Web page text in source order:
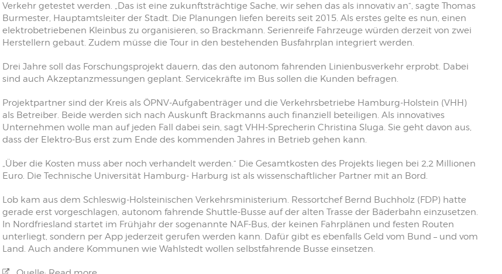
Verkehr getestet werden. „Das ist eine zukunftsträchtige Sache, wir sehen das als innovativ an“, sagte Thomas
Burmester, Hauptamtsleiter der Stadt. Die Planungen liefen bereits seit 2015. Als erstes gelte es nun, einen
elektrobetriebenen Kleinbus zu organisieren, so Brackmann. Serienreife Fahrzeuge würden derzeit von zwei
Herstellern gebaut. Zudem müsse die Tour in den bestehenden Busfahrplan integriert werden.
Drei Jahre soll das Forschungsprojekt dauern, das den autonom fahrenden Linienbusverkehr erprobt. Dabei
sind auch Akzeptanzmessungen geplant. Servicekräfte im Bus sollen die Kunden befragen.
Projektpartner sind der Kreis als ÖPNV-Aufgabenträger und die Verkehrsbetriebe Hamburg-Holstein (VHH)
als Betreiber. Beide werden sich nach Auskunft Brackmanns auch finanziell beteiligen. Als innovatives
Unternehmen wolle man auf jeden Fall dabei sein, sagt VHH-Sprecherin Christina Sluga. Sie geht davon aus,
dass der Elektro-Bus erst zum Ende des kommenden Jahres in Betrieb gehen kann.
„Über die Kosten muss aber noch verhandelt werden.“ Die Gesamtkosten des Projekts liegen bei 2,2 Millionen
Euro. Die Technische Universität Hamburg- Harburg ist als wissenschaftlicher Partner mit an Bord.
Lob kam aus dem Schleswig-Holsteinischen Verkehrsministerium. Ressortchef Bernd Buchholz (FDP) hatte
gerade erst vorgeschlagen, autonom fahrende Shuttle-Busse auf der alten Trasse der Bäderbahn einzusetzen.
In Nordfriesland startet im Frühjahr der sogenannte NAF-Bus, der keinen Fahrplänen und festen Routen
unterliegt, sondern per App jederzeit gerufen werden kann. Dafür gibt es ebenfalls Geld vom Bund – und vom
Land. Auch andere Kommunen wie Wahlstedt wollen selbstfahrende Busse einsetzen.